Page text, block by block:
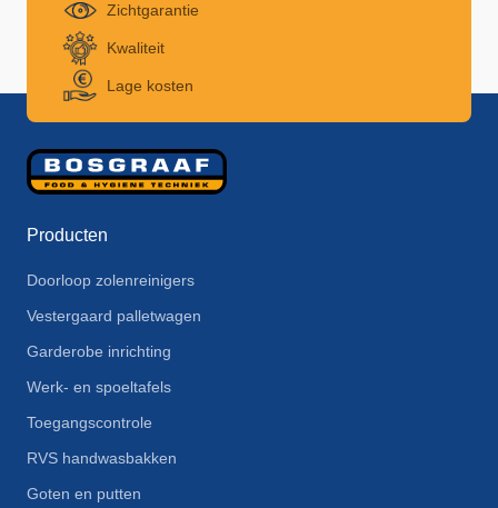
Zichtgarantie
Kwaliteit
Lage kosten
Producten
Doorloop zolenreinigers
Vestergaard palletwagen
Garderobe inrichting
Werk- en spoeltafels
Toegangscontrole
RVS handwasbakken
Goten en putten